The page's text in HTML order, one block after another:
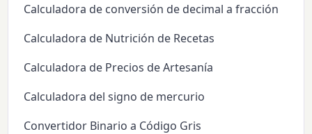
Calculadora de conversión de decimal a fracción
Calculadora de Nutrición de Recetas
Calculadora de Precios de Artesanía
Calculadora del signo de mercurio
Convertidor Binario a Código Gris